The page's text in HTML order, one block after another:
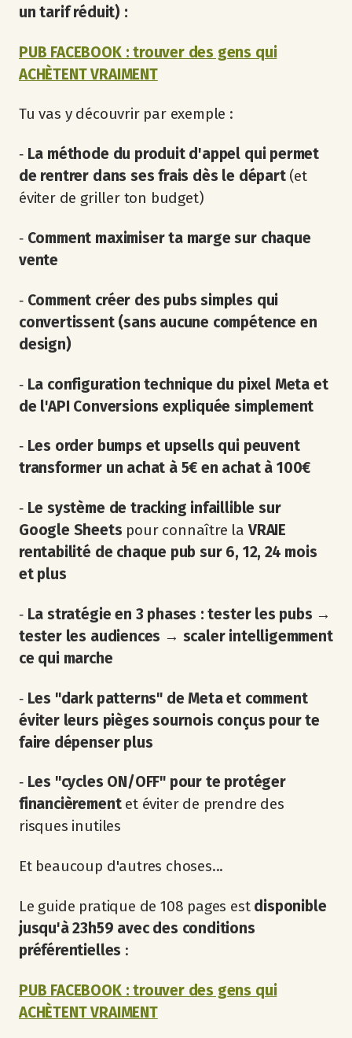
un tarif réduit) :
PUB FACEBOOK : trouver des gens qui
ACHÈTENT VRAIMENT
Tu vas y découvrir par exemple :
‐ La méthode du produit d'appel qui permet
de rentrer dans ses frais dès le départ(et
éviter de griller ton budget)
‐ Comment maximiser ta marge sur chaque
vente
‐ Comment créer des pubs simples qui
convertissent (sans aucune compétence en
design)
‐ La configuration technique du pixel Meta et
de l'API Conversions expliquée simplement
‐ Les order bumps et upsells qui peuvent
transformer un achat à 5€ en achat à 100€
‐ Le système de tracking infaillible sur
Google Sheets pour connaître laVRAIE
rentabilité de chaque pub sur 6, 12, 24 mois
et plus
‐ La stratégie en 3 phases : tester les pubs →
tester les audiences → scaler intelligemment
ce qui marche
‐ Les "dark patterns" de Meta et comment
éviter leurs pièges sournois conçus pour te
faire dépenser plus
‐ Les "cycles ON/OFF" pour te protéger
financièrementet éviter de prendre des
risques inutiles
Et beaucoup d'autres choses...
Le guide pratique de 108 pages est disponible
jusqu'à 23h59 avec des conditions
préférentielles :
PUB FACEBOOK : trouver des gens qui
ACHÈTENT VRAIMENT